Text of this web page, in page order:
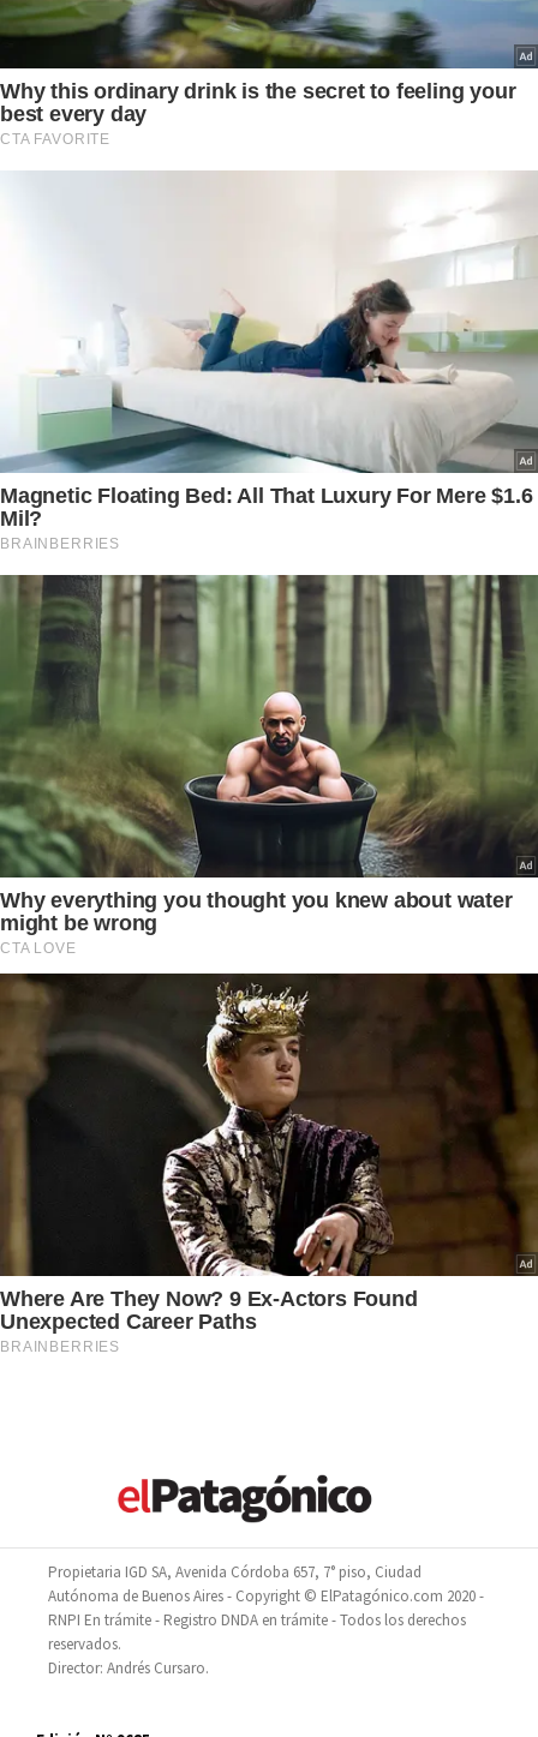
Propietaria IGD SA, Avenida Córdoba 657, 7° piso, Ciudad
Autónoma de Buenos Aires - Copyright © ElPatagónico.com 2020 -
RNPI En trámite - Registro DNDA en trámite - Todos los derechos
reservados.
Director: Andrés Cursaro.